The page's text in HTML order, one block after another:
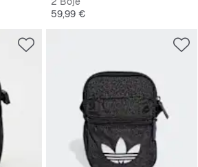
Cijena
59,99 €